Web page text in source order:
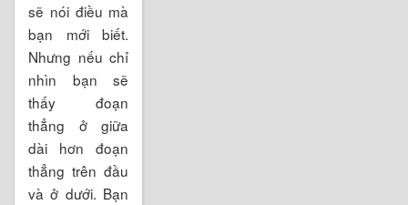
sẽ nói điều mà
bạn mới biết.
Nhưng nếu chỉ
nhìn bạn sẽ
thấy đoạn
thẳng ở giữa
dài hơn đoạn
thẳng trên đầu
và ở dưới. Bạn